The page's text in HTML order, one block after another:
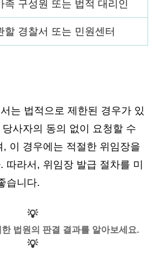
족 구성원 또는 법적 대리인
할 경찰서 또는 민원센터
는 법적으로 제한된 경우가 있
사자의 동의 없이 요청할 수
이 경우에는 적절한 위임장을
따라서, 위임장 발급 절차를 미
습니다.
💡
법원의 판결 결과를 알아보세요.
💡